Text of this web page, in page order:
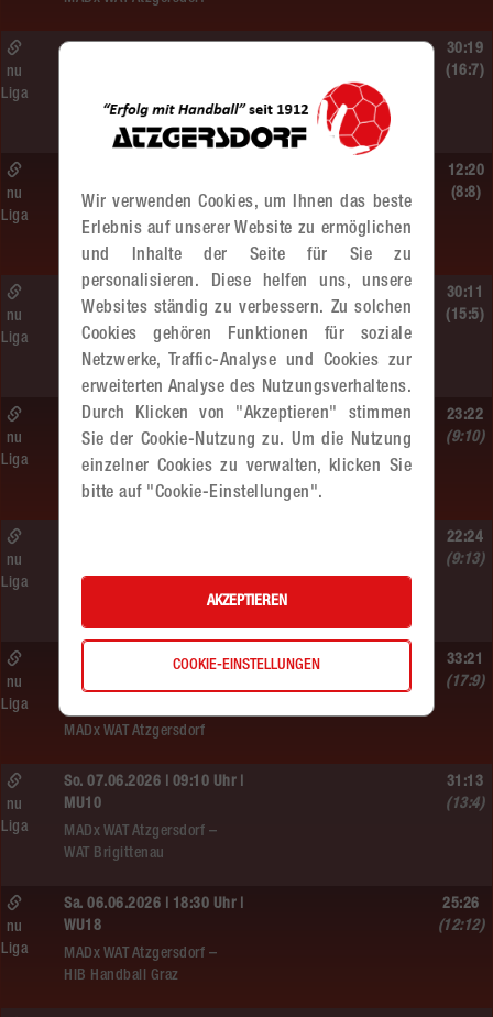
Sa. 13.06.2026 | 19:05 Uhr |
HIB Handball Graz
nu
Liga
30:19
(16:7)
WU12
Hypo NÖ –
MADx WAT Atzgersdorf
nu
Liga
12:20
(8:8)
Sa. 13.06.2026 | 10:50 Uhr |
WU12
MADx WAT Atzgersdorf –
HC LINZ AG Ladies
nu
Liga
30:11
(15:5)
So. 07.06.2026 | 14:30 Uhr |
WU18
MADx WAT Atzgersdorf –
HIB Handball Graz
nu
Liga
23:22
(9:10)
nu
Liga
22:24
(9:13)
So. 07.06.2026 | 10:00 Uhr |
Hypo NÖ –
MADx WAT Atzgersdorf
nu
Liga
33:21
(17:9)
So. 07.06.2026 | 09:10 Uhr |
MU10
MADx WAT Atzgersdorf –
WAT Brigittenau
nu
Liga
31:13
(13:4)
Sa. 06.06.2026 | 18:30 Uhr |
WU18
MADx WAT Atzgersdorf –
HIB Handball Graz
nu
Liga
25:26
(12:12)
Wir verwenden Cookies, um Ihnen das beste
Erlebnis auf unserer Website zu ermöglichen
und Inhalte der Seite für Sie zu
personalisieren. Diese helfen uns, unsere
Websites ständig zu verbessern. Zu solchen
Cookies gehören Funktionen für soziale
Netzwerke, Traffic-Analyse und Cookies zur
erweiterten Analyse des Nutzungsverhaltens.
Durch Klicken von "Akzeptieren" stimmen
Sie der Cookie-Nutzung zu. Um die Nutzung
einzelner Cookies zu verwalten, klicken Sie
bitte auf "Cookie-Einstellungen".
AKZEPTIEREN
COOKIE-EINSTELLUNGEN